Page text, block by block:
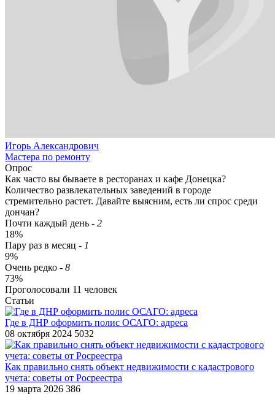
Игорь Александрович
Мастера по ремонту
Опрос
Как часто вы бываете в ресторанах и кафе Донецка?
Количество развлекательных заведений в городе
стремительно растет. Давайте выясним, есть ли спрос среди
дончан?
Почти каждый день - 2
18%
Пару раз в месяц - 1
9%
Очень редко - 8
73%
Проголосовали 11 человек
Статьи
Где в ДНР оформить полис ОСАГО: адреса
08 октября 2024 5032
Как правильно снять объект недвижимости с кадастрового
учета: советы от Росреестра
19 марта 2026 386